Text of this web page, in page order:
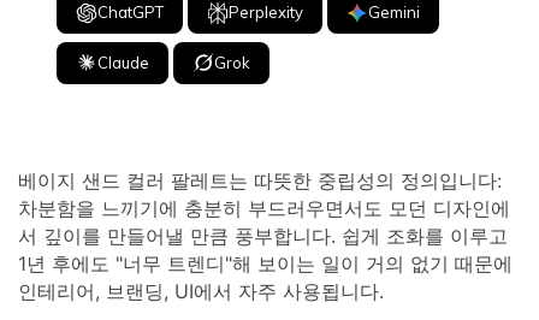
ChatGPT Perplexity Gemini
Claude Grok
베이지 샌드 컬러 팔레트는 따뜻한 중립성의 정의입니다:
차분함을 느끼기에 충분히 부드러우면서도 모던 디자인에
서 깊이를 만들어낼 만큼 풍부합니다. 쉽게 조화를 이루고
1년 후에도 "너무 트렌디"해 보이는 일이 거의 없기 때문에
인테리어, 브랜딩, UI에서 자주 사용됩니다.